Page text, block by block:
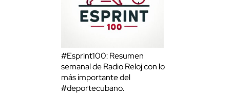
#Esprint100: Resumen
semanal de Radio Reloj con lo
más importante del
#deportecubano.